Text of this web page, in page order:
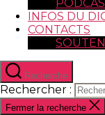
INFOS DU
CONTACTS
Recherche
Rechercher :
Fermer la recherche